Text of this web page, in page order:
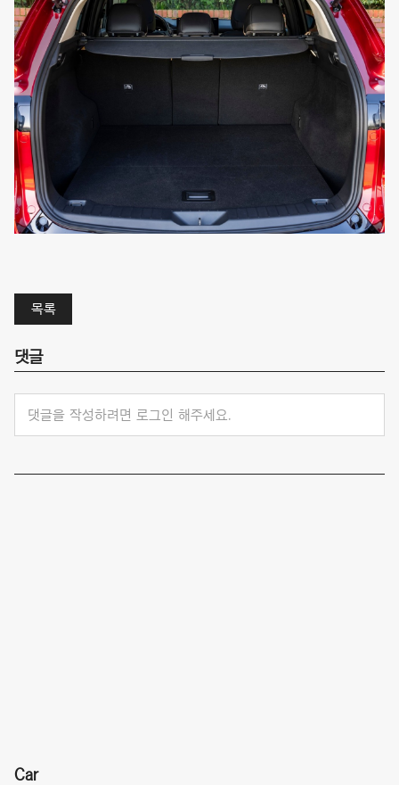
목록
댓글
댓글을 작성하려면 로그인 해주세요.
Car